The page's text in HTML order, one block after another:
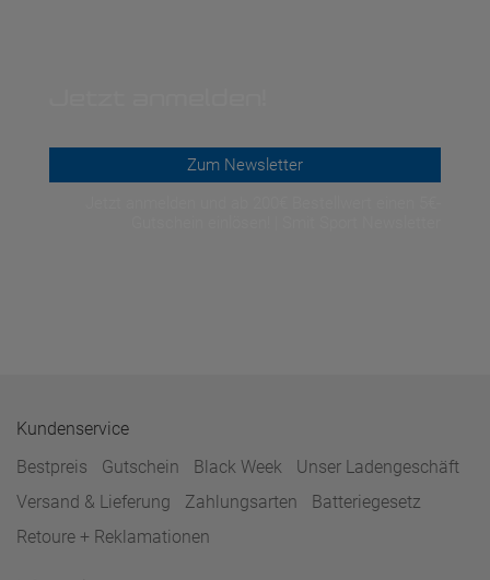
Zum Newsletter
Kundenservice
Bestpreis
Gutschein Black Week
Unser Ladengeschäft
Versand & Lieferung
Zahlungsarten
Batteriegesetz
Retoure + Reklamationen